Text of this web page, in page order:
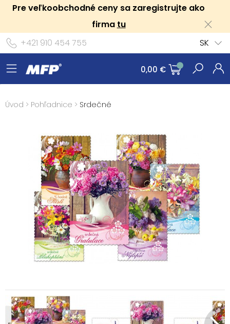
Pre veľkoobchodné ceny sa zaregistrujte ako
firma tu
+421 910 454 755
SK
0,00 €
Úvod > Pohľadnice > Srdečné